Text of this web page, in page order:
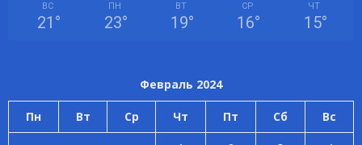
ВС
21 °
ПН
23°
ВТ
19°
СР
16°
ЧТ
15°
Февраль 2024
Пн Вт Ср Чт Пт Сб Вс